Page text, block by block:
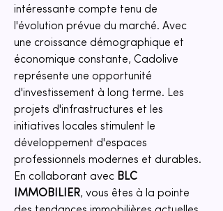
intéressante compte tenu de
l'évolution prévue du marché. Avec
une croissance démographique et
économique constante, Cadolive
représente une opportunité
d'investissement à long terme. Les
projets d'infrastructures et les
initiatives locales stimulent le
développement d'espaces
professionnels modernes et durables.
En collaborant avec BLC
IMMOBILIER, vous êtes à la pointe